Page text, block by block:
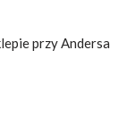
przy Andersa